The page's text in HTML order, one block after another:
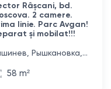
Râșcani, bd.
2 camere.
linie. Parc Avgan!
și mobilat!!!
Рышкановка,
58 m²